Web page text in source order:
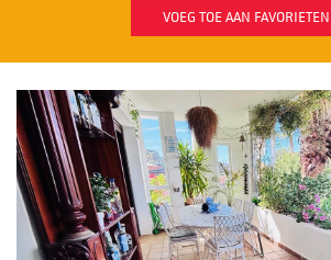
VOEG TOE AAN FAVORIETEN